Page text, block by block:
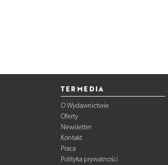
TERMEDIA
O Wydawnictwie
Oferty
Newsletter
Kontakt
Praca
Polityka prywatności